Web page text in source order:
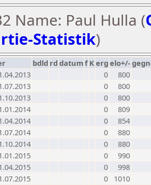
Name: Paul Hulla (
Statistik)
bdld rd datumf Kerg elo+/-
0
800
0
800
0
800
0
809
0
854
0
880
0
880
0
990
0
998
0 1010